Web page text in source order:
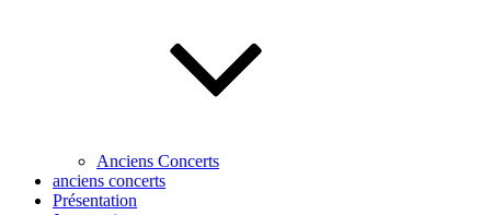
Anciens Concerts
anciens concerts
Présentation